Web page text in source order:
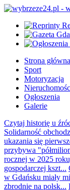
Strona główna
Sport
Motoryzacja
Ogłoszenia
Galerie
Czytaj historię u
Solidarność
ukazania się
przybywa
rocznej w 2025
gospodarczej kszt...
w Gdańsku miały
zbrodnie na polsk...